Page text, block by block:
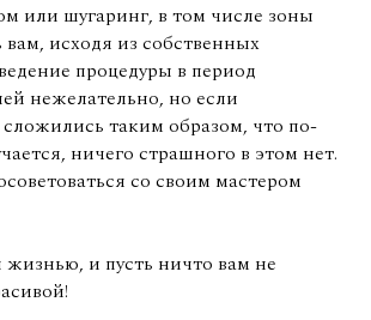
или шугаринг, в том числе зоны
исходя из собственных
процедуры в период
нежелательно, но если
сложились таким образом, что по-
ничего страшного в этом нет.
со своим мастером
и пусть ничто вам не